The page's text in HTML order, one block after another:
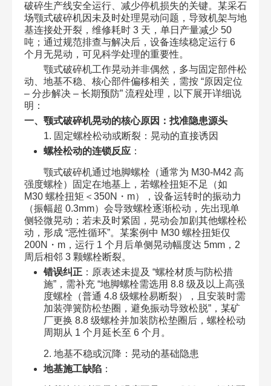
破碎生产线安全运行、减少停机损失的关键。某采石
场颚式破碎机因未及时处理晃动问题，导致机架与地
基连接处开裂，维修耗时 3 天，单日产量减少 50
吨；通过规范排查与解决后，设备连续稳定运行 6
个月无晃动，可见科学处理的重要性。​
颚式破碎机工作晃动并非偶然，多与固定部件松
动、地基不稳、核心部件偏移相关，需按 “原因定位
– 分步解决 – 长期预防” 流程处理，以下展开详细说
明：​
一、颚式破碎机晃动的核心原因：找准隐患源头​
1. 固定螺栓松动或断裂：晃动的直接诱因​
螺栓松动的连锁反应：​
颚式破碎机通过地脚螺栓（通常为 M30-M42 高
强度螺栓）固定在地基上，若螺栓扭矩不足（如
M30 螺栓扭矩＜350N・m），设备运转时的振动力
（振幅超 0.3mm）会导致螺栓逐渐松动，先出现单
侧轻微晃动；若未及时紧固，晃动会加剧其他螺栓松
动，形成 “恶性循环”。某案例中 M30 螺栓扭矩仅
200N・m，运行 1 个月后单侧晃动幅度达 5mm，2
周后相邻 3 颗螺栓断裂。​
错误纠正：原表述未提及 “螺栓材质与防松措
施”，需补充 “地脚螺栓需选用 8.8 级及以上高强
度螺栓（普通 4.8 级螺栓易断裂），且安装时需
加装弹簧防松垫圈，避免振动导致松脱”，某矿
厂更换 8.8 级螺栓并加装防松垫圈后，螺栓松动
周期从 1 个月延长至 6 个月。​
2. 地基不稳或沉降：晃动的基础隐患​
地基施工缺陷：​